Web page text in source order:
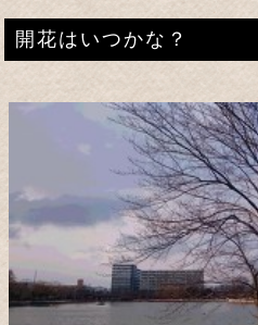
開花はいつかな？